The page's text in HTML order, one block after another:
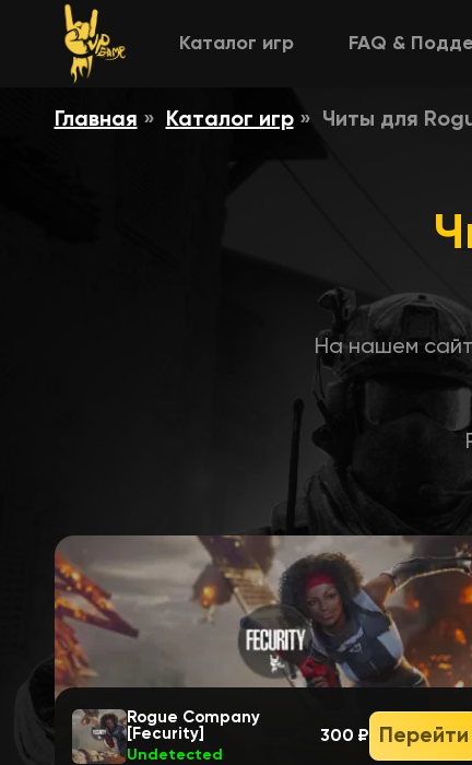
Каталог игр FAQ &
Главная Каталог игр Читы для
На нашем
Rogue Company
[Fecurity]
Undetected
300 ₽ Перейти